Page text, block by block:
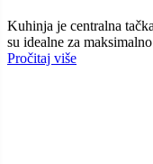
Kuhinja je centralna
su idealne za
Pročitaj više